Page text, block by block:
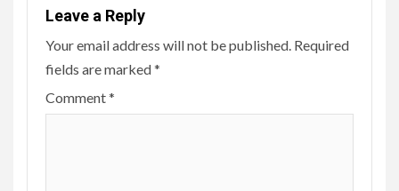
Leave a Reply
Your email address will not be published. Required
fields are marked*
Comment*